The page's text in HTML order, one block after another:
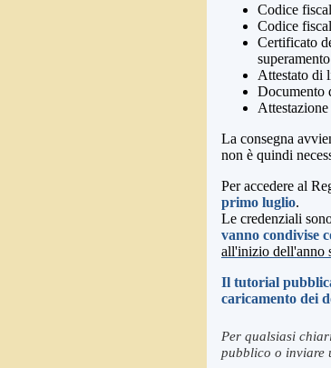
Codice
Codice
Certificato
Attestato di
Documento
La consegna
non è quindi
Per accedere al
primo luglio.
Le credenziali
vanno condivise
all'inizio dell'anno
Il tutorial
caricamento dei
Per qualsiasi
pubblico o inviare